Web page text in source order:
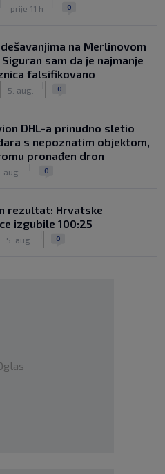
prije 11 h 0
na Merlinovom
sam da je najmanje
falsifikovano
5. aug. 0
DHL-a prinudno sletio
s nepoznatim objektom,
pronađen dron
aug. 0
rezultat: Hrvatske
izgubile 100:25
5. aug. 0